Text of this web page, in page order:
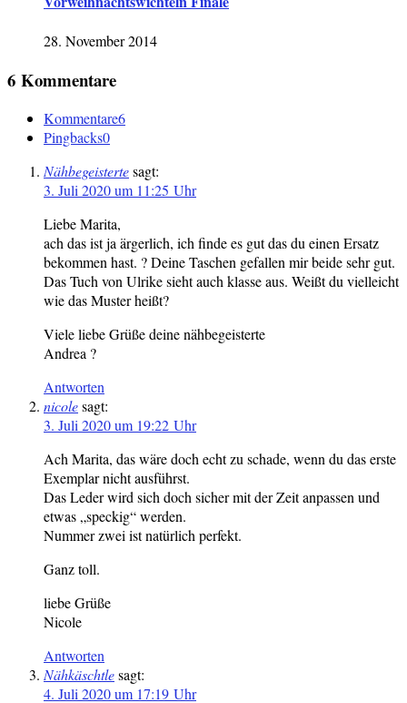
28. November 2014
6 Kommentare
Kommentare6
Pingbacks0
Nähbegeistertesagt:
3. Juli 2020 um 11:25 Uhr
Liebe Marita,
ach das ist ja ärgerlich, ich finde es gut das du einen Ersatz
bekommen hast. ? Deine Taschen gefallen mir beide sehr gut.
Das Tuch von Ulrike sieht auch klasse aus. Weißt du vielleicht
wie das Muster heißt?
Viele liebe Grüße deine nähbegeisterte
Andrea ?
Antworten
nicolesagt:
3. Juli 2020 um 19:22 Uhr
Ach Marita, das wäre doch echt zu schade, wenn du das erste
Exemplar nicht ausführst.
Das Leder wird sich doch sicher mit der Zeit anpassen und
etwas „speckig“ werden.
Nummer zwei ist natürlich perfekt.
Ganz toll.
liebe Grüße
Nicole
Antworten
Nähkäschtlesagt:
4. Juli 2020 um 17:19 Uhr